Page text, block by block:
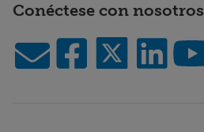
Conéctese con nosotros